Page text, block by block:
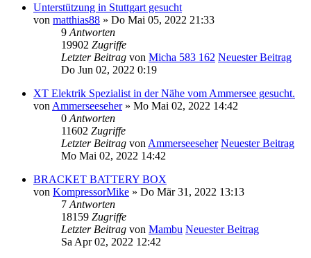
Unterstützung in Stuttgart gesucht
von matthias88 » Do Mai 05, 2022 21:33
9 Antworten
19902 Zugriffe
Letzter Beitrag von Micha 583 162 Neuester Beitrag
Do Jun 02, 2022 0:19
XT Elektrik Spezialist in der Nähe vom Ammersee gesucht.
von Ammerseeseher» Mo Mai 02, 2022 14:42
0 Antworten
11602 Zugriffe
Letzter Beitrag von Ammerseeseher Neuester Beitrag
Mo Mai 02, 2022 14:42
BRACKET BATTERY BOX
von KompressorMike » Do Mär 31, 2022 13:13
7 Antworten
18159 Zugriffe
Letzter Beitrag von Mambu Neuester Beitrag
Sa Apr 02, 2022 12:42